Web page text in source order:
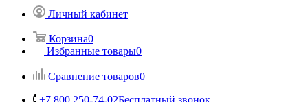
Личный кабинет
Корзина0
Избранные товары0
Сравнение товаров0
+7 800 250-74-02Бесплатный звонок